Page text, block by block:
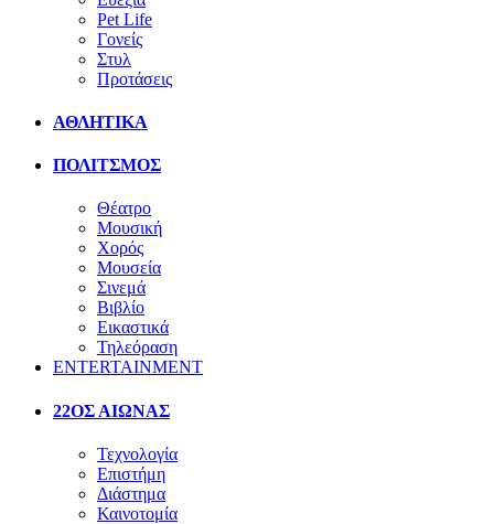
Pet Life
Γονείς
Στυλ
Προτάσεις
ΑΘΛΗΤΙΚΑ
ΠΟΛΙΤΣΜΟΣ
Θέατρο
Μουσική
Χορός
Μουσεία
Σινεμά
Βιβλίο
Εικαστικά
Τηλεόραση
ENTERTAINMENT
22ΟΣ ΑΙΩΝΑΣ
Τεχνολογία
Επιστήμη
Διάστημα
Καινοτομία